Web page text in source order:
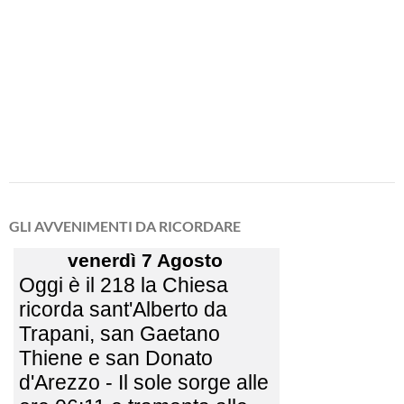
GLI AVVENIMENTI DA RICORDARE